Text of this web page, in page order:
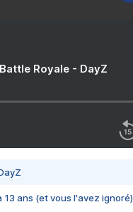
Royale - DayZ
13 ans (et vous l'avez ignoré)